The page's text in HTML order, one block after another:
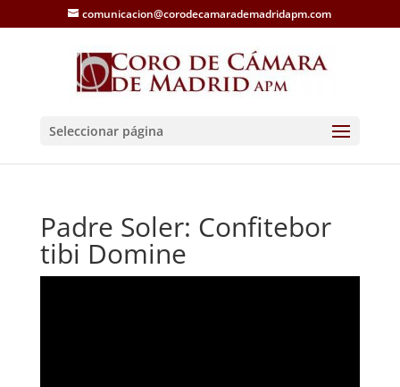
comunicacion@corodecamarademadridapm.com
Seleccionar página
Padre Soler: Confitebor
tibi Domine